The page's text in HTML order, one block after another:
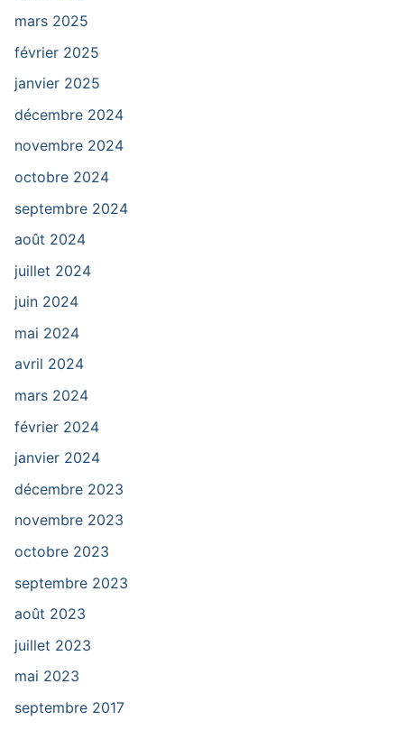
mars 2025
février 2025
janvier 2025
décembre 2024
novembre 2024
octobre 2024
septembre 2024
août 2024
juillet 2024
juin 2024
mai 2024
avril 2024
mars 2024
février 2024
janvier 2024
décembre 2023
novembre 2023
octobre 2023
septembre 2023
août 2023
juillet 2023
mai 2023
septembre 2017